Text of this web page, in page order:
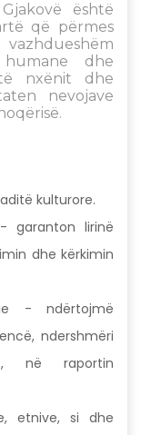
është
që përmes
dhe
të nxënit dhe
nevojave
kulturore.
garanton lirinë
dhe kërkimin
- ndërtojmë
ndershmëri
në raportin
etnive, si dhe